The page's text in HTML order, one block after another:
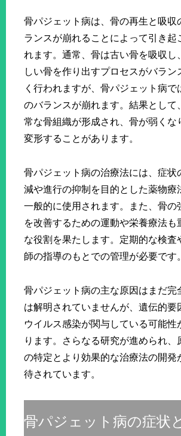
骨パジェット病は、骨の再生と吸収
ランスが崩れることによって引き起
れます。通常、骨は古い骨を吸収し
しい骨を作り出すプロセスがバラン
く行われますが、骨パジェット病で
のバランスが崩れます。結果として
常な骨組織が形成され、骨が弱くな
変形することがあります。
骨パジェット病の治療法には、症状
減や進行の抑制を目的とした薬物療
一般的に使用されます。また、骨の
を改善するための運動や栄養療法も
な役割を果たします。定期的な検査
師の指導のもとでの管理が必要です。
骨パジェット病の主な原因はまだ完
は解明されていませんが、遺伝的要
ウイルス感染が関与している可能性
ります。さらなる研究が進められ、
の特定とより効果的な治療法の開発
待されています。
骨パジェット病の症状